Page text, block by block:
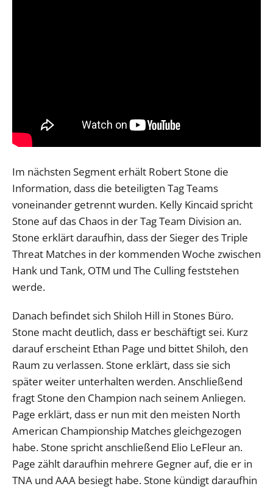
Im nächsten Segment erhält Robert Stone die
Information, dass die beteiligten Tag Teams
voneinander getrennt wurden. Kelly Kincaid spricht
Stone auf das Chaos in der Tag Team Division an.
Stone erklärt daraufhin, dass der Sieger des Triple
Threat Matches in der kommenden Woche zwischen
Hank und Tank, OTM und The Culling feststehen
werde.
Danach befindet sich Shiloh Hill in Stones Büro.
Stone macht deutlich, dass er beschäftigt sei. Kurz
darauf erscheint Ethan Page und bittet Shiloh, den
Raum zu verlassen. Stone erklärt, dass sie sich
später weiter unterhalten werden. Anschließend
fragt Stone den Champion nach seinem Anliegen.
Page erklärt, dass er nun mit den meisten North
American Championship Matches gleichgezogen
habe. Stone spricht anschließend Elio LeFleur an.
Page zählt daraufhin mehrere Gegner auf, die er in
TNA und AAA besiegt habe. Stone kündigt daraufhin